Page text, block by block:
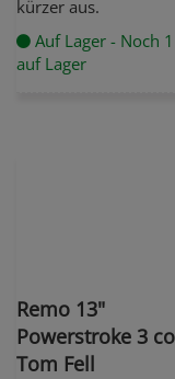
kürzer aus.
Auf Lager - Noch
auf Lager
Remo 13"
Powerstroke 3
Tom Fell